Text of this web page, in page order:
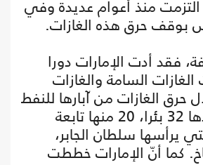
التزمت منذ أعوام عديدة وفي
بوقف حرق هذه الغازات.
فقد أدت الإمارات دورا
السامة والغازات
حرق الغازات من آبارها للنفط
والغاز البالغ عددها 32 بئرا، 20 منها تابعة
يرأسها سلطان الجابر،
كما أنّ الإمارات خططت